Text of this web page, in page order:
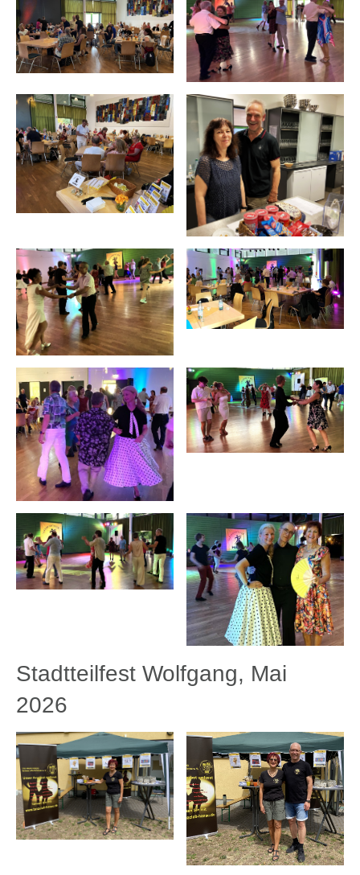
Stadtteilfest Wolfgang, Mai
2026